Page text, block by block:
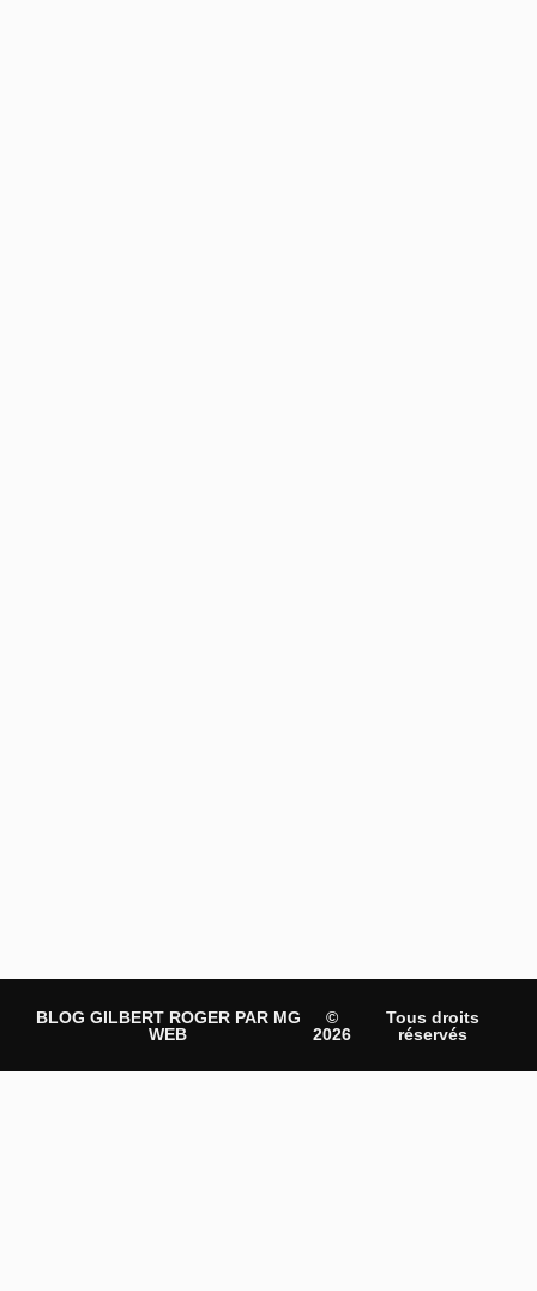
BLOG GILBERT ROGER PAR MG
WEB
©
2026
Tous droits
réservés